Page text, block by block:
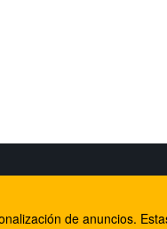
Internet Rural
de anuncios.